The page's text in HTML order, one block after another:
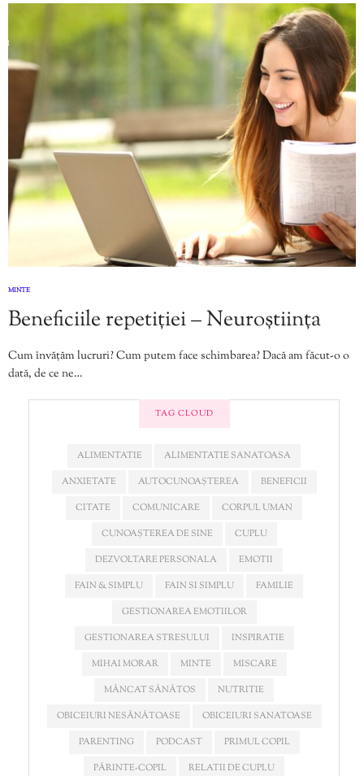
MINTE
Beneficiile repetiției – Neuroștiința
Cum învățăm lucruri? Cum putem face schimbarea? Dacă am făcut-o o
dată, de ce ne…
TAG CLOUD
ALIMENTATIE
ALIMENTATIE SANATOASA
ANXIETATE
AUTOCUNOAȘTEREA
BENEFICII
CITATE
COMUNICARE
CORPUL UMAN
CUNOAȘTEREA DE SINE
CUPLU
DEZVOLTARE PERSONALA
EMOTII
FAIN & SIMPLU
FAIN SI SIMPLU
FAMILIE
GESTIONAREA EMOTIILOR
GESTIONAREA STRESULUI
INSPIRATIE
MIHAI MORAR
MINTE
MISCARE
MÂNCAT SĂNĂTOS
NUTRITIE
OBICEIURI NESĂNĂTOASE
OBICEIURI SANATOASE
PARENTING
PODCAST
PRIMUL COPIL
PĂRINTE-COPIL
RELATII DE CUPLU